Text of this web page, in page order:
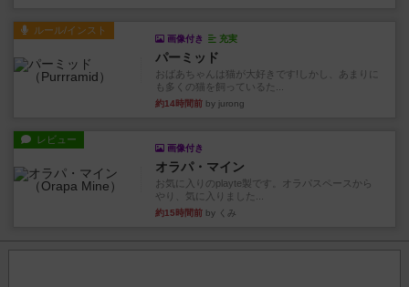
ルール/インスト
画像付き 充実
パーミッド
おばあちゃんは猫が大好きです!しかし、あまりに
も多くの猫を飼っているた...
約14時間前 by jurong
レビュー
画像付き
オラパ・マイン
お気に入りのplayte製です。オラパスペースから
やり、気に入りました...
約15時間前 by くみ